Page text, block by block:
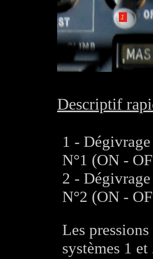
Descriptif
1 -
N°1 (ON -
2 -
N°2 (ON -
Les
systèmes 1